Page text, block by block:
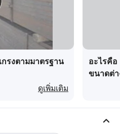
รงตามมาตรฐาน
ดูเพิ่มเติม
อะไรคือ
ขนาดต่า